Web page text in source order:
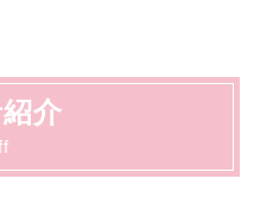
士
ビス 川崎市
介